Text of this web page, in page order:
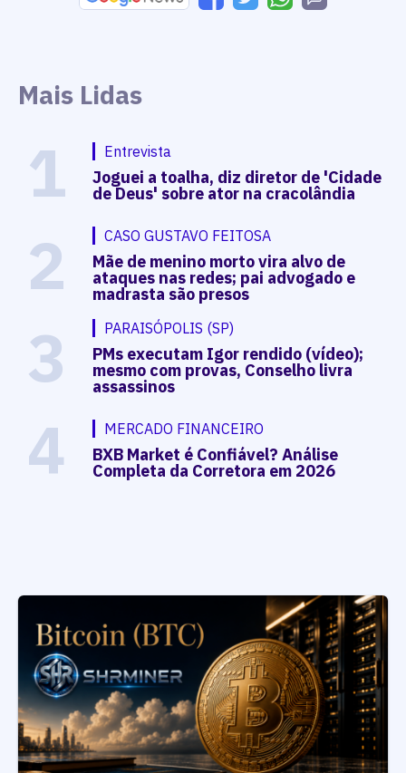
Mais Lidas
1 Entrevista
Joguei a toalha, diz diretor de 'Cidade
de Deus' sobre ator na cracolândia
2 CASO GUSTAVO FEITOSA
Mãe de menino morto vira alvo de
ataques nas redes; pai advogado e
madrasta são presos
3 PARAISÓPOLIS (SP)
PMs executam Igor rendido (vídeo);
mesmo com provas, Conselho livra
assassinos
4 MERCADO FINANCEIRO
BXB Market é Confiável? Análise
Completa da Corretora em 2026